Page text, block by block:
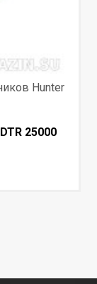
Hunter
25000